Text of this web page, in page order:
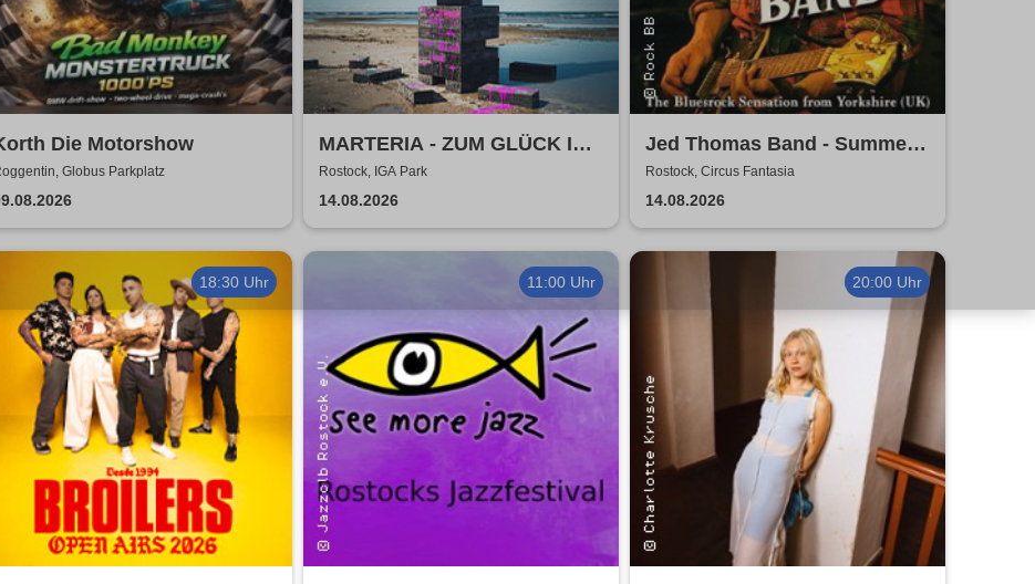
Die Motorshow
Globus Parkplatz
MARTERIA - ZUM GLÜCK IN
DIE ZUKUNFT TOUR 2026
Rostock, IGA Park
14.08.2026
Jed Thomas Band - Summer
Tour 2026
Rostock, Circus Fantasia
14.08.2026
18:30 Uhr 11:00 Uhr 20:00 Uhr